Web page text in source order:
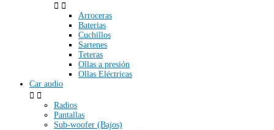
 
Arroceras
Baterias
Cuchillos
Sartenes
Teteras
Ollas a presión
Ollas Eléctricas
Car audio
 
Radios
Pantallas
Sub-woofer (Bajos)